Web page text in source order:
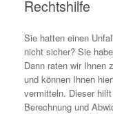
Rechtshilfe
Sie hatten einen
nicht sicher? Sie
Dann raten wir Ihnen
und können Ihnen
vermitteln. Dieser
Berechnung und